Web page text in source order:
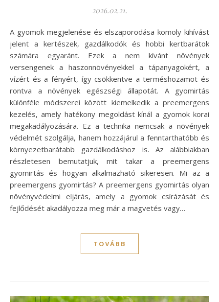
2026.02.21.
A gyomok megjelenése és elszaporodása komoly kihívást
jelent a kertészek, gazdálkodók és hobbi kertbarátok
számára egyaránt. Ezek a nem kívánt növények
versengenek a haszonnövényekkel a tápanyagokért, a
vízért és a fényért, így csökkentve a terméshozamot és
rontva a növények egészségi állapotát. A gyomirtás
különféle módszerei között kiemelkedik a preemergens
kezelés, amely hatékony megoldást kínál a gyomok korai
megakadályozására. Ez a technika nemcsak a növények
védelmét szolgálja, hanem hozzájárul a fenntarthatóbb és
környezetbarátabb gazdálkodáshoz is. Az alábbiakban
részletesen bemutatjuk, mit takar a preemergens
gyomirtás és hogyan alkalmazható sikeresen. Mi az a
preemergens gyomirtás? A preemergens gyomirtás olyan
növényvédelmi eljárás, amely a gyomok csírázását és
fejlődését akadályozza meg már a magvetés vagy…
TOVÁBB